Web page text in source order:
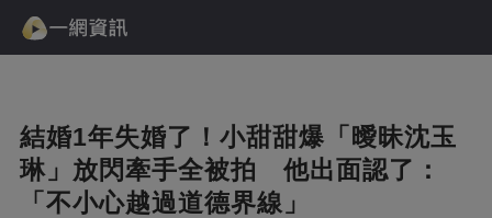
結婚1年失婚了！小甜甜爆「曖昧沈玉
琳」放閃牽手全被拍 他出面認了：
「不小心越過道德界線」